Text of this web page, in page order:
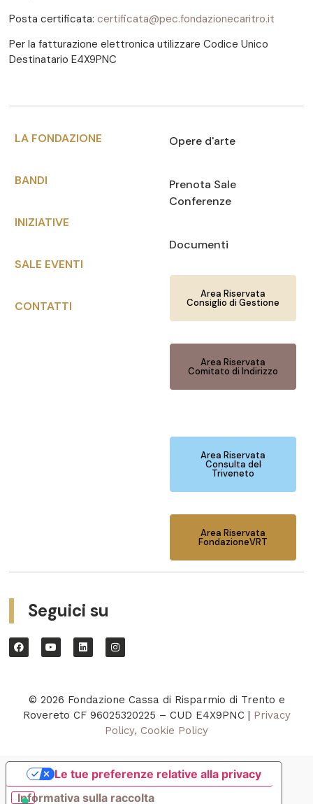
Posta certificata: certificata@pec.fondazionecaritro.it
Per la fatturazione elettronica utilizzare Codice Unico
Destinatario E4X9PNC
LA FONDAZIONE
BANDI
INIZIATIVE
SALE EVENTI
CONTATTI
Opere d'arte
Prenota Sale
Conferenze
Documenti
Area Riservata
Consiglio di Gestione
Area Riservata
Comitato di Indirizzo
Area Riservata
Consulta del
Triveneto
Area Riservata
FondazioneVRT
Seguici su
© 2026 Fondazione Cassa di Risparmio di Trento e
Rovereto CF 96025320225 – CUD E4X9PNC | Privacy
Policy, Cookie Policy
Informativa sulla raccolta
Le tue preferenze relative alla privacy